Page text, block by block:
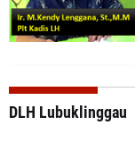
DLH Lubuklinggau